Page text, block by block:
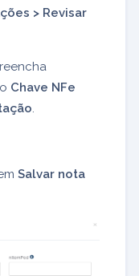
> Revisar
Chave NFe
Salvar nota